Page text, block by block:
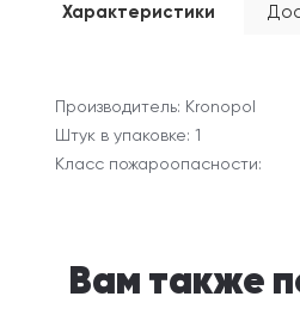
Характеристики
Производитель: Kronopol
Штук в упаковке: 1
Класс пожароопасности:
Вам также